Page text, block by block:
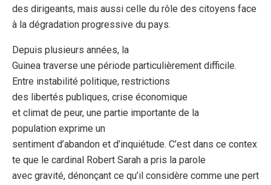
des dirigeants, mais aussi celle du rôle des citoyens face
à la dégradation progressive du pays.
Depuis plusieurs années, la
Guinea traverse une période particulièrement difficile.
Entre instabilité politique, restrictions
des libertés publiques, crise économique
et climat de peur, une partie importante de la
population exprime un
sentiment d’abandon et d’inquiétude. C’est dans ce contex
te que le cardinal Robert Sarah a pris la parole
avec gravité, dénonçant ce qu’il considère comme une pert